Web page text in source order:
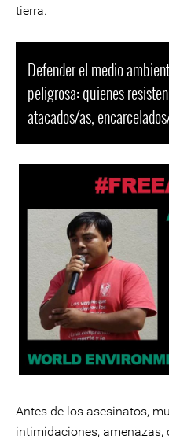
tierra.
Defender el medio
peligrosa: quienes
atacados/as,
Antes de los asesinatos,
intimidaciones,